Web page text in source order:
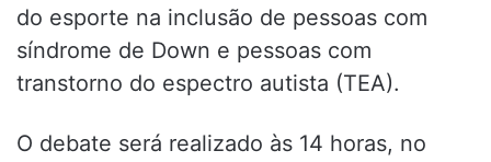
do esporte na inclusão de pessoas com
síndrome de Down e pessoas com
transtorno do espectro autista (TEA).
O debate será realizado às 14 horas, no